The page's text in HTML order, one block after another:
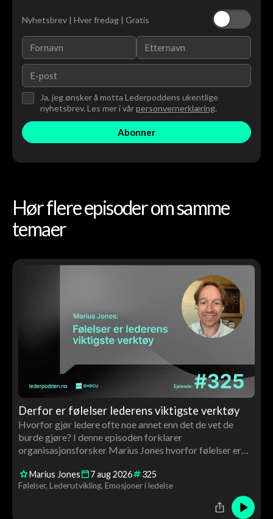
Nyhetsbrev | Hver fredag | Gratis
Ja, jeg ønsker å motta Lederpoddens ukentlige
nyhetsbrev. Les mer i vårpersonvernerklæring.
Hør flere episoder om samme
temaer
Derfor er følelser lederens viktigste verktøy
Hvorfor gjør ledere ofte noe annet enn det de vet de
burde gjøre? I denne episoden forklarer
organisasjonsforsker Marius Jones hvorfor følelser er
utvikling – og hvorfor ledere må bli bedre kjent med
både egne og andres følelser.
Marius Jones 7aug2026 325
Følelser Lederutvikling Emosjoner i ledelse